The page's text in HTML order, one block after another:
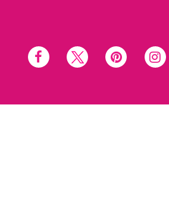
Social